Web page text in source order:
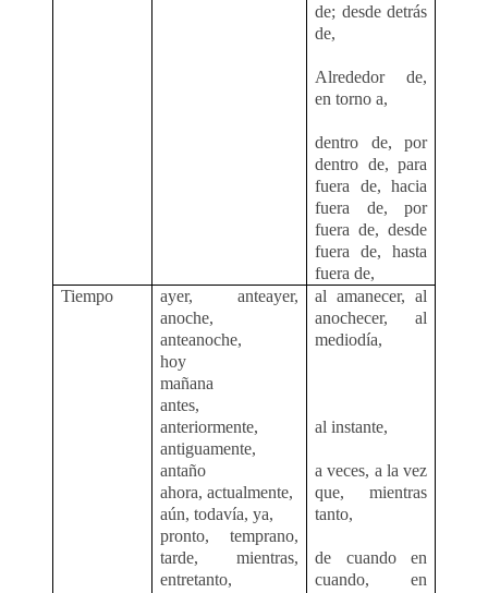
de; desde detrás
de,
Alrededor de,
en torno a,
dentro de, por
dentro de, para
fuera de, hacia
fuera de, por
fuera de, desde
fuera de, hasta
fuera de,
Tiempo
ayer, anteayer,
anoche,
anteanoche,
hoy
mañana
antes,
anteriormente,
antiguamente,
antaño
ahora, actualmente,
aún, todavía, ya,
pronto, temprano,
tarde, mientras,
entretanto,
al amanecer, al
anochecer, al
mediodía,
al instante,
a veces, a la vez
que, mientras
tanto,
de cuando en
cuando, en